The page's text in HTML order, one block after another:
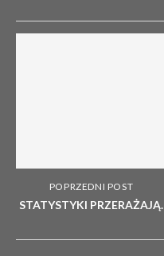
POPRZEDNI POST
STATYSTYKI PRZERAŻAJĄ.